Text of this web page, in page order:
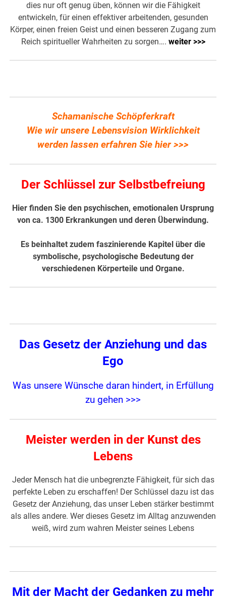
dies nur oft genug üben, können wir die Fähigkeit
entwickeln, für einen effektiver arbeitenden, gesunden
Körper, einen freien Geist und einen besseren Zugang zum
Reich spiritueller Wahrheiten zu sorgen…. weiter >>>
Schamanische Schöpferkraft
Wie wir unsere Lebensvision Wirklichkeit
werden lassen erfahren Sie hier >>>
Der Schlüssel zur Selbstbefreiung
Hier finden Sie den psychischen, emotionalen Ursprung
von ca. 1300 Erkrankungen und deren Überwindung.
Es beinhaltet zudem faszinierende Kapitel über die
symbolische, psychologische Bedeutung der
verschiedenen Körperteile und Organe.
Das Gesetz der Anziehung und das
Ego
Was unsere Wünsche daran hindert, in Erfüllung
zu gehen >>>
Meister werden in der Kunst des
Lebens
Jeder Mensch hat die unbegrenzte Fähigkeit, für sich das
perfekte Leben zu erschaffen! Der Schlüssel dazu ist das
Gesetz der Anziehung, das unser Leben stärker bestimmt
als alles andere. Wer dieses Gesetz im Alltag anzuwenden
weiß, wird zum wahren Meister seines Lebens
Mit der Macht der Gedanken zu mehr